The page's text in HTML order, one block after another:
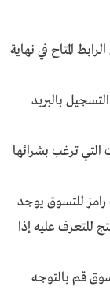
المتاح في نهاية
بالبريد
ترغب بشرائها
للتسوق يوجد
للتعرف عليه إذا
قم بالتوجه